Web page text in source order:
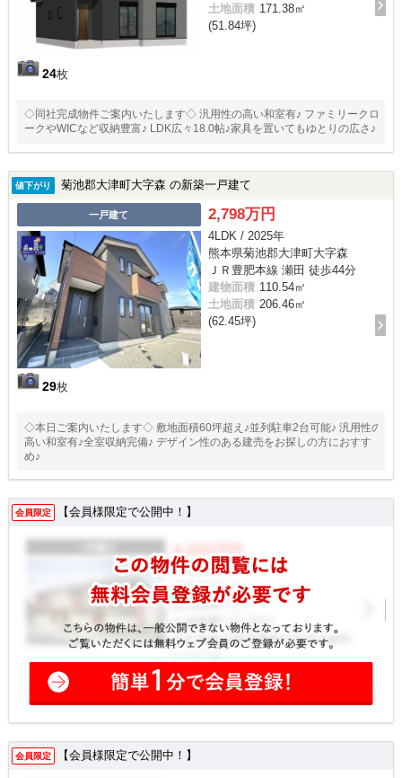
24枚
土地面積 171.38㎡
(51.84坪)
◇同社完成物件ご案内いたします◇ 汎用性の高い和室有♪ ファミリークロ
ークやWICなど収納豊富♪ LDK広々18.0帖♪家具を置いてもゆとりの広さ♪
値下がり 菊池郡大津町大字森 の新築一戸建て
一戸建て
29枚
2,798万円
4LDK / 2025年
熊本県菊池郡大津町大字森
ＪＲ豊肥本線 瀬田 徒歩44分
建物面積 110.54㎡
土地面積 206.46㎡
(62.45坪)
◇本日ご案内いたします◇ 敷地面積60坪超え♪並列駐車2台可能♪ 汎用性の
高い和室有♪全室収納完備♪ デザイン性のある建売をお探しの方におすす
め♪
会員限定 【会員様限定で公開中！】
会員限定 【会員様限定で公開中！】